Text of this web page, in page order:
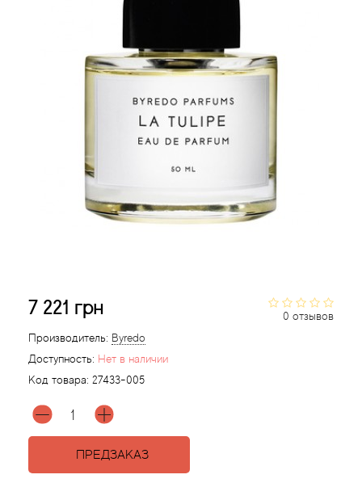
0 отзывов
7 221 грн
Производитель: Byredo
Доступность: Нет в наличии
Код товара: 27433-005
ПРЕДЗАКАЗ
Acqua di Sardegna
Aedes de Venustas
Aerin Lauder
Agatha Ruiz de la Prada
Agent Provocateur
Agonist
Aigner